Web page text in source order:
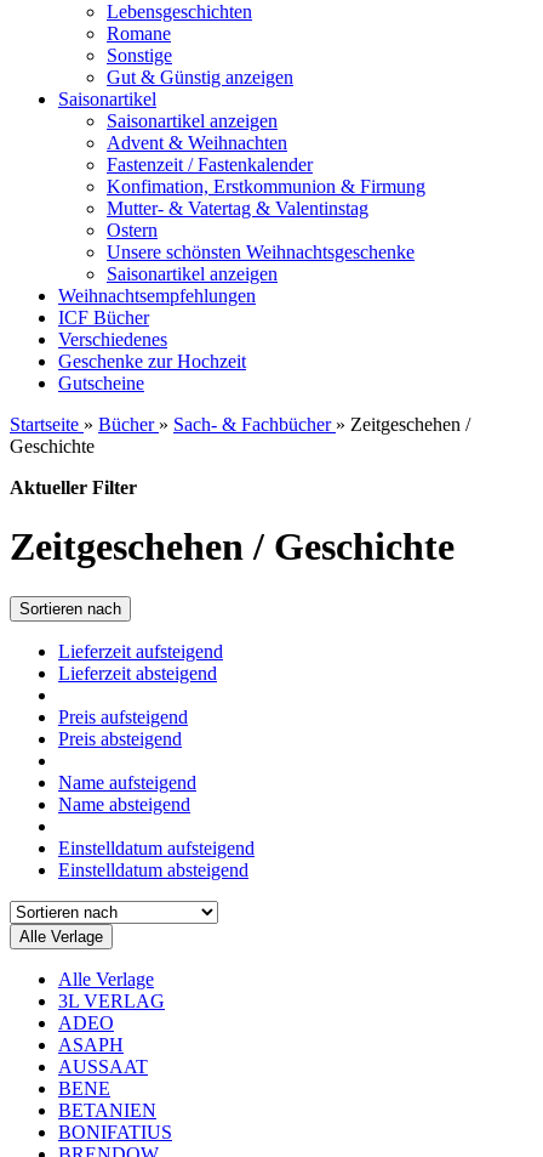
Lebensgeschichten
Romane
Sonstige
Gut & Günstig anzeigen
Saisonartikel
Saisonartikel anzeigen
Advent & Weihnachten
Fastenzeit / Fastenkalender
Konfimation, Erstkommunion & Firmung
Mutter- & Vatertag & Valentinstag
Ostern
Unsere schönsten Weihnachtsgeschenke
Saisonartikel anzeigen
Weihnachtsempfehlungen
ICF Bücher
Verschiedenes
Geschenke zur Hochzeit
Gutscheine
Startseite » Bücher » Sach- & Fachbücher » Zeitgeschehen /
Geschichte
Aktueller Filter
Zeitgeschehen / Geschichte
Sortieren nach
Lieferzeit aufsteigend
Lieferzeit absteigend
Preis aufsteigend
Preis absteigend
Name aufsteigend
Name absteigend
Einstelldatum aufsteigend
Einstelldatum absteigend
Alle Verlage
Alle Verlage
3L VERLAG
ADEO
ASAPH
AUSSAAT
BENE
BETANIEN
BONIFATIUS